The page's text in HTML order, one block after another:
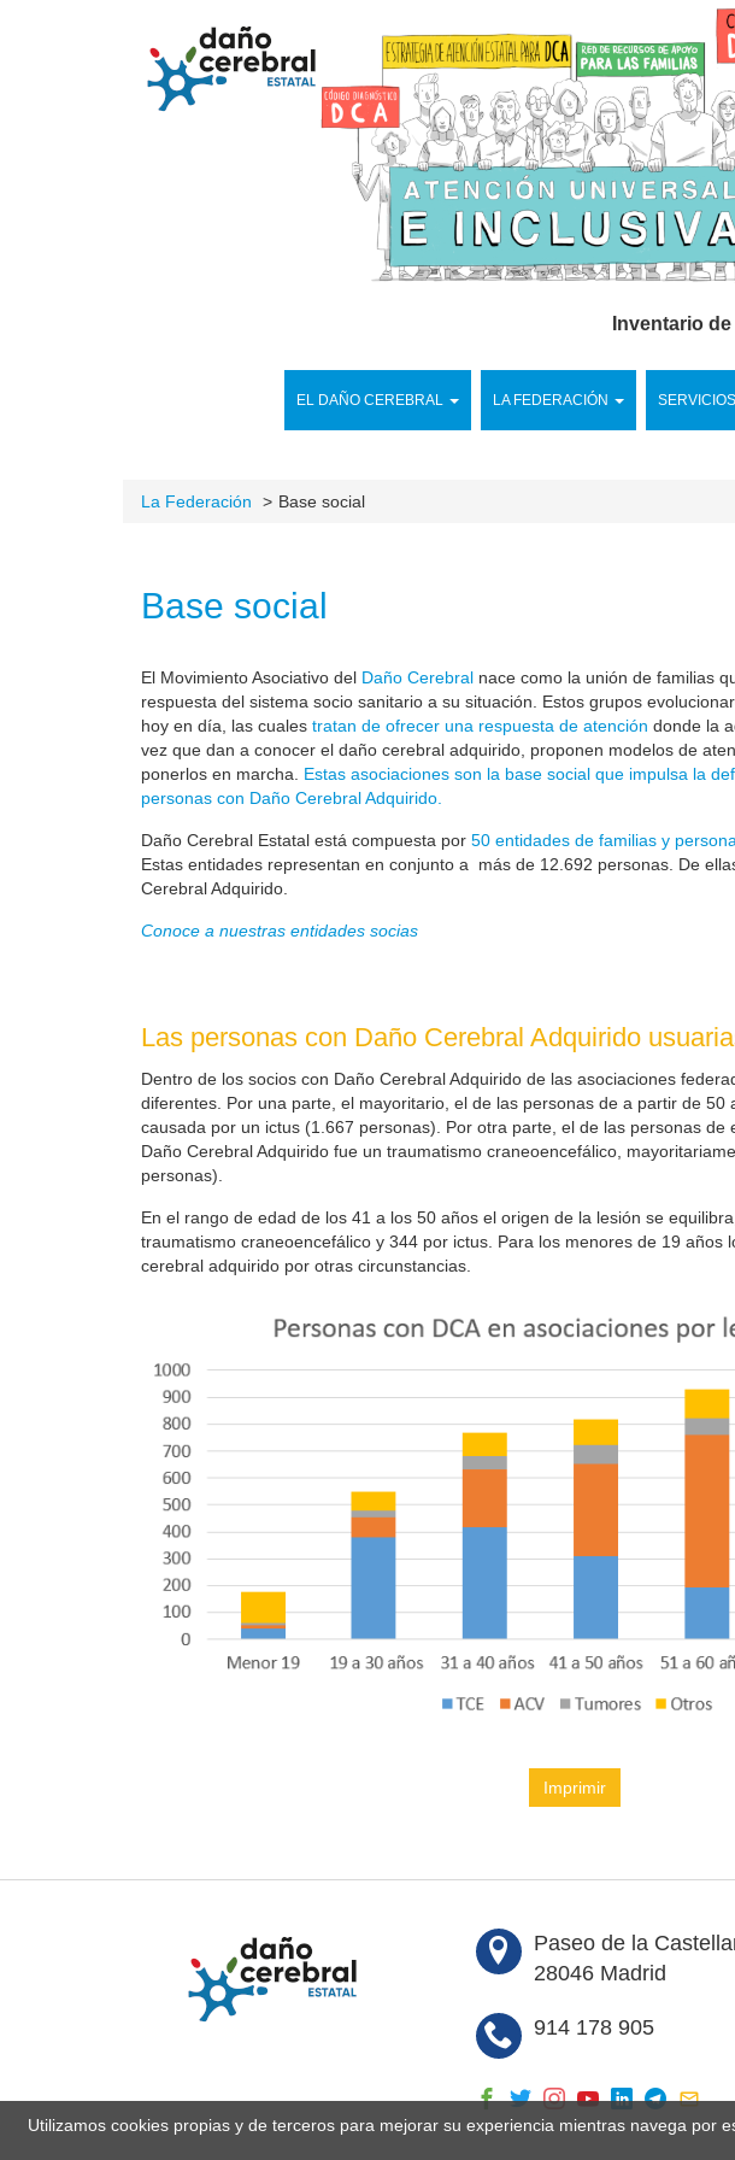
EL DAÑO CEREBRAL LA FEDERACIÓN
Inventario
La Federación Base social
Base social
El Movimiento Asociativo del Daño Cerebral nace como la unión de familias
respuesta del sistema socio sanitario a su situación. Estos grupos
hoy en día, las cuales tratan de ofrecer una respuesta de atención donde la
vez que dan a conocer el daño cerebral adquirido, proponen modelos de
ponerlos en marcha. Estas asociaciones son la base social que impulsa la
personas con Daño Cerebral Adquirido.
Daño Cerebral Estatal está compuesta por 50 entidades de familias y
Estas entidades representan en conjunto a más de 12.692 personas. De
Cerebral Adquirido.
Conoce a nuestras entidades socias
Las personas con Daño Cerebral Adquirido
Dentro de los socios con Daño Cerebral Adquirido de las asociaciones
diferentes. Por una parte, el mayoritario, el de las personas de a partir de 50
causada por un ictus (1.667 personas). Por otra parte, el de las personas de
Daño Cerebral Adquirido fue un traumatismo craneoencefálico,
personas).
En el rango de edad de los 41 a los 50 años el origen de la lesión se
traumatismo craneoencefálico y 344 por ictus. Para los menores de 19 años
cerebral adquirido por otras circunstancias.
Imprimir
Paseo de la
28046 Madrid
914 178 905
Utilizamos cookies propias y de terceros para mejorar su experiencia mientras navega